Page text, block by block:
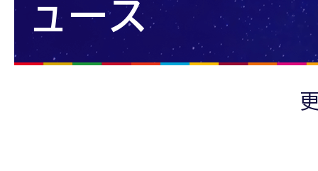
ュース